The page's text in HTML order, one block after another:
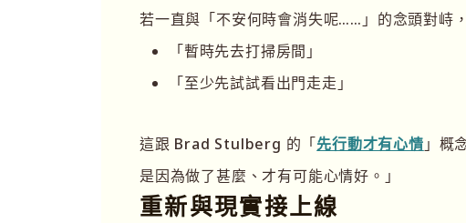
若一直與「不安何時會消失呢……」的念頭對峙
「暫時先去打掃房間」
「至少先試試看出門走走」
這跟 Brad Stulberg 的「先行動才有心情 」概
是因為做了甚麼、才有可能心情好。」
重新與現實接上線